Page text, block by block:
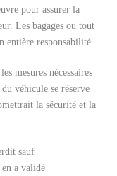
pour assurer la
Les bagages ou tout
entière responsabilité.
mesures nécessaires
véhicule se réserve
la sécurité et la
sauf
a validé